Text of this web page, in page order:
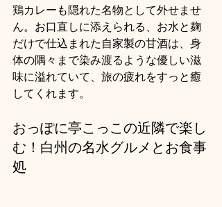
鶏カレーも隠れた名物として外せませ
ん。お口直しに添えられる、お水と麹
だけで仕込まれた自家製の甘酒は、身
体の隅々まで染み渡るような優しい滋
味に溢れていて、旅の疲れをすっと癒
してくれます。
おっぽに亭こっこの近隣で楽し
む！白州の名水グルメとお食事
処